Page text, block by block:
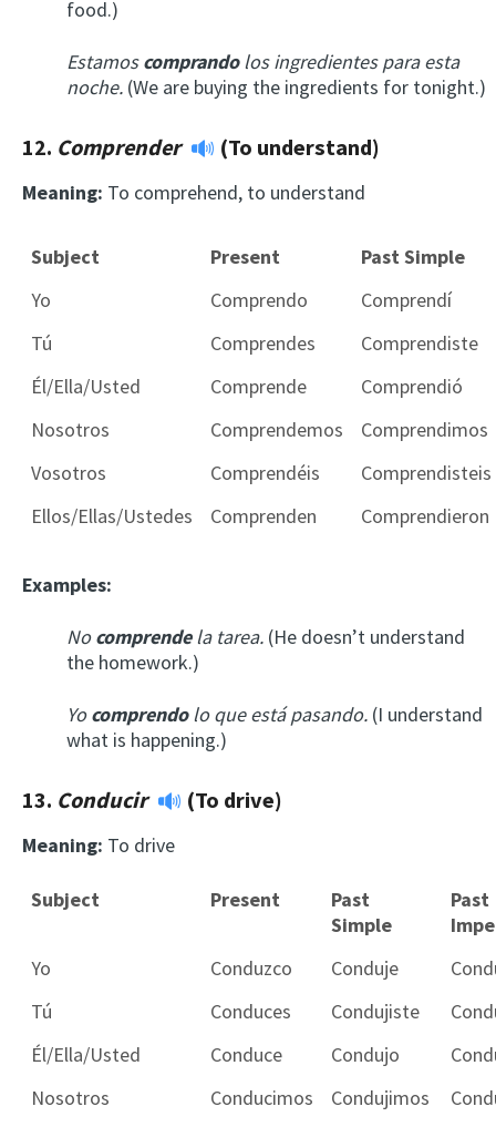
food.)
Estamoscomprandolos ingredientes para esta
noche. (We are buying the ingredients for tonight.)
12. Comprender (To understand)
Meaning: To comprehend, to understand
Subject Present
Past Simple
Subject
Present Past Simple
Yo Comprendo
Comprendí
Tú
Comprendes
Comprendiste
Él/Ella/Usted
Comprende
Comprendió
Nosotros
Comprendemos
Comprendimos
Vosotros
Comprendéis
Comprendisteis
Ellos/Ellas/Ustedes
Comprenden Comprendieron
Examples:
Nocomprendela tarea. (He doesn’t understand
the homework.)
Yocomprendolo que está pasando. (I understand
what is happening.)
13. Conducir (To drive)
Meaning: To drive
Subject Present
Past
Simple
Past
Yo
Conduzco Conduje
Tú
Conduces Condujiste
Él/Ella/Usted
Conduce Condujo
Nosotros
Conducimos Condujimos